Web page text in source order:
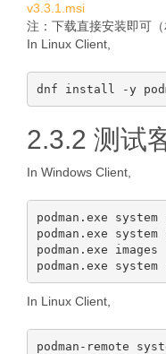
v3.3.1.msi
注：下载直接安装即可（
In Linux Client,
2.3.2 测试
In Windows Client,
podman.exe
podman.exe
podman.exe images
In Linux Client,
podman-remote